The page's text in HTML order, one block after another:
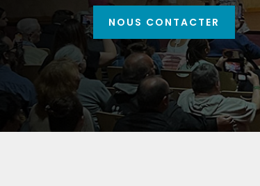
NOUS CONTACTER